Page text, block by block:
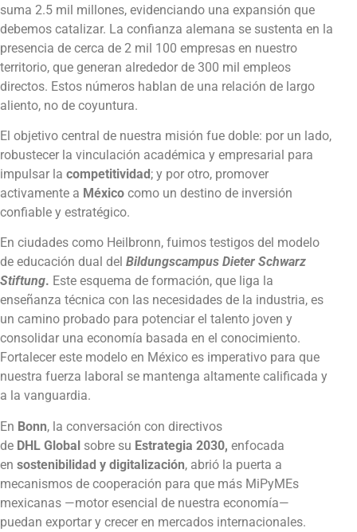
suma 2.5 mil millones, evidenciando una expansión que
debemos catalizar. La confianza alemana se sustenta en la
presencia de cerca de 2 mil 100 empresas en nuestro
territorio, que generan alrededor de 300 mil empleos
directos. Estos números hablan de una relación de largo
aliento, no de coyuntura.
El objetivo central de nuestra misión fue doble: por un lado,
robustecer la vinculación académica y empresarial para
impulsar la competitividad; y por otro, promover
activamente a México como un destino de inversión
confiable y estratégico.
En ciudades como Heilbronn, fuimos testigos del modelo
de educación dual del Bildungscampus Dieter Schwarz
Stiftung. Este esquema de formación, que liga la
enseñanza técnica con las necesidades de la industria, es
un camino probado para potenciar el talento joven y
consolidar una economía basada en el conocimiento.
Fortalecer este modelo en México es imperativo para que
nuestra fuerza laboral se mantenga altamente calificada y
a la vanguardia.
En Bonn, la conversación con directivos
de DHL Global sobre su Estrategia 2030, enfocada
en sostenibilidad y digitalización, abrió la puerta a
mecanismos de cooperación para que más MiPyMEs
mexicanas —motor esencial de nuestra economía—
puedan exportar y crecer en mercados internacionales.